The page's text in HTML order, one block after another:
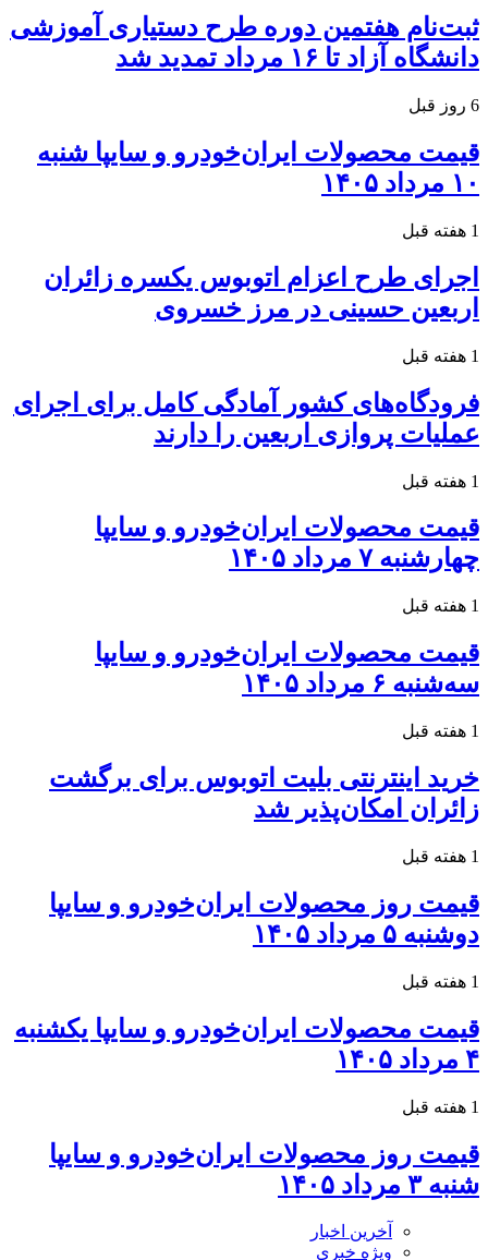
ثبت‌نام هفتمین دوره طرح دستیاری آموزشی
دانشگاه آزاد تا ۱۶ مرداد تمدید شد
6 روز قبل
قیمت محصولات ایران‌خودرو و سایپا شنبه
۱۰ مرداد ۱۴۰۵
1 هفته قبل
اجرای طرح اعزام اتوبوس یکسره زائران
اربعین حسینی در مرز خسروی
1 هفته قبل
فرودگاه‌های کشور آمادگی کامل برای اجرای
عملیات پروازی اربعین را دارند
1 هفته قبل
قیمت محصولات ایران‌خودرو و سایپا
چهارشنبه ۷ مرداد ۱۴۰۵
1 هفته قبل
قیمت محصولات ایران‌خودرو و سایپا
سه‌شنبه ۶ مرداد ۱۴۰۵
1 هفته قبل
خرید اینترنتی بلیت اتوبوس برای برگشت
زائران امکان‌پذیر شد
1 هفته قبل
قیمت روز محصولات ایران‌خودرو و سایپا
دوشنبه ۵ مرداد ۱۴۰۵
1 هفته قبل
قیمت محصولات ایران‌خودرو و سایپا یکشنبه
۴ مرداد ۱۴۰۵
1 هفته قبل
قیمت روز محصولات ایران‌خودرو و سایپا
شنبه ۳ مرداد ۱۴۰۵
آخرین اخبار
ویژه خبری